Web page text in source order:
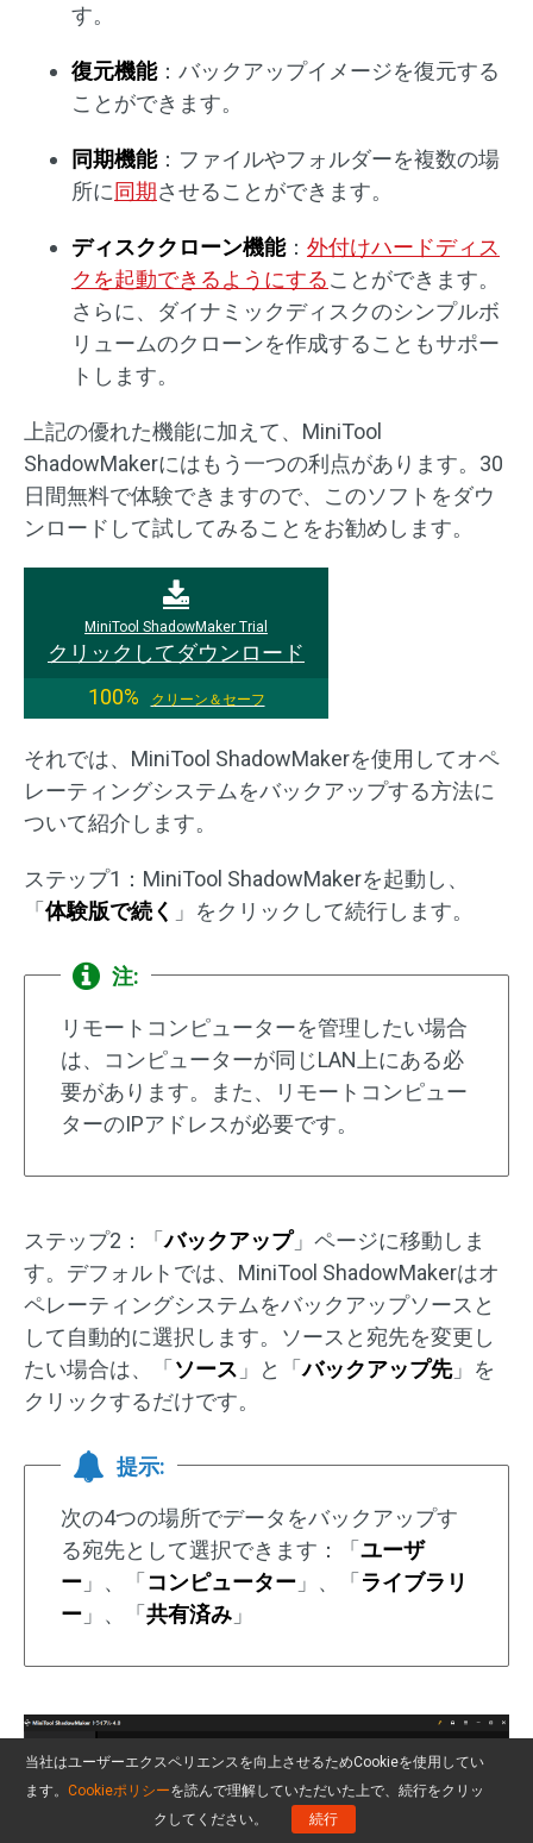
す。
復元機能：バックアップイメージを復元する
ことができます。
同期機能：ファイルやフォルダーを複数の場
所に同期させることができます。
ディスククローン機能： 外付けハードディス
クを起動できるようにすることができます。
さらに、ダイナミックディスクのシンプルボ
リュームのクローンを作成することもサポー
トします。
上記の優れた機能に加えて、MiniTool
ShadowMakerにはもう一つの利点があります。30
日間無料で体験できますので、このソフトをダウ
ンロードして試してみることをお勧めします。
MiniTool ShadowMaker Trial
クリックしてダウンロード
100%
クリーン＆セーフ
それでは、MiniTool ShadowMakerを使用してオペ
レーティングシステムをバックアップする方法に
ついて紹介します。
ステップ1：MiniTool ShadowMakerを起動し、
「体験版で続く 」をクリックして続行します。
注:
リモートコンピューターを管理したい場合
は、コンピューターが同じLAN上にある必
要があります。また、リモートコンピュー
ターのIPアドレスが必要です。
ステップ2：「バックアップ」ページに移動しま
す。デフォルトでは、MiniTool ShadowMakerはオ
ペレーティングシステムをバックアップソースと
して自動的に選択します。ソースと宛先を変更し
たい場合は、「ソース 」と「バックアップ先」を
クリックするだけです。
提示:
次の4つの場所でデータをバックアップす
る宛先として選択できます：「ユーザ
ー 」、「コンピューター 」、「ライブラリ
ー 」、「共有済み 」
当社はユーザーエクスペリエンスを向上させるためCookieを使用してい
ます。 Cookieポリシーを読んで理解していただいた上で、続行をクリッ
クしてください。
続行